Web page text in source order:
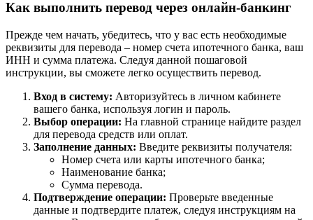
Как выполнить перевод через онлайн-банкинг
Прежде чем начать, убедитесь, что у вас есть необходимые
реквизиты для перевода – номер счета ипотечного банка, ваш
ИНН и сумма платежа. Следуя данной пошаговой
инструкции, вы сможете легко осуществить перевод.
Вход в систему: Авторизуйтесь в личном кабинете
вашего банка, используя логин и пароль.
Выбор операции: На главной странице найдите раздел
для перевода средств или оплат.
Заполнение данных: Введите реквизиты получателя:
Номер счета или карты ипотечного банка;
Наименование банка;
Сумма перевода.
Подтверждение операции: Проверьте введенные
данные и подтвердите платеж, следуя инструкциям на